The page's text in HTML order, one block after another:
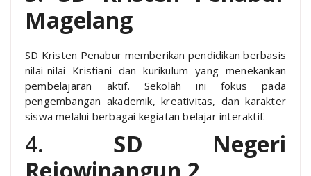
Magelang
SD Kristen Penabur memberikan pendidikan berbasis
nilai-nilai Kristiani dan kurikulum yang menekankan
pembelajaran aktif. Sekolah ini fokus pada
pengembangan akademik, kreativitas, dan karakter
siswa melalui berbagai kegiatan belajar interaktif.
4. SD Negeri